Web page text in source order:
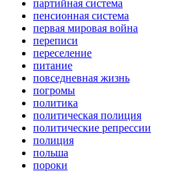
партийная система
пенсионная система
первая мировая война
переписи
переселение
питание
повседневная жизнь
погромы
политика
политическая полиция
политические репрессии
полиция
польша
пороки